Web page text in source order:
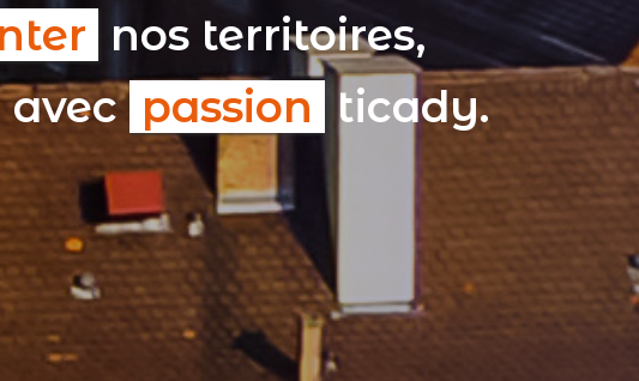
nos territoires,
avec passion ticady.